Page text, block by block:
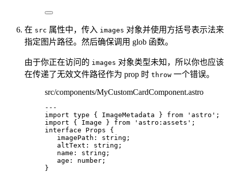
在 src 属性中，传入 images 对象并使用方括号表示法来
指定图片路径。然后确保调用 glob 函数。
由于你正在访问的 images 对象类型未知，所以你也应该
在传递了无效文件路径作为 prop 时 throw 一个错误。
src/components/MyCustomCardComponent.astro
---
import type { ImageMetadata } from ' astro ' ;
import { Image } from ' astro:assets ' ;
interface Props {
imagePath : string ;
altText : string ;
name : string ;
age : number ;
}